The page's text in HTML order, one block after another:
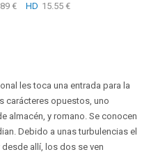
€ HD 15.55 €
les toca una entrada para la
carácteres opuestos, uno
almacén, y romano. Se conocen
Debido a unas turbulencias el
desde allí, los dos se ven